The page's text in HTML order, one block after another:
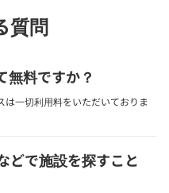
質問
無料ですか？
一切利用料をいただいておりま
どで施設を探すこと